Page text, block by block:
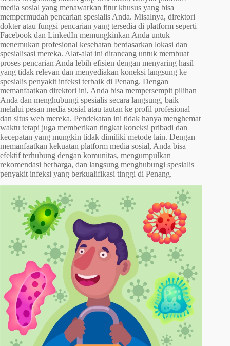
media sosial yang menawarkan fitur khusus yang bisa
mempermudah pencarian spesialis Anda. Misalnya, direktori
dokter atau fungsi pencarian yang tersedia di platform seperti
Facebook dan LinkedIn memungkinkan Anda untuk
menemukan profesional kesehatan berdasarkan lokasi dan
spesialisasi mereka. Alat-alat ini dirancang untuk membuat
proses pencarian Anda lebih efisien dengan menyaring hasil
yang tidak relevan dan menyediakan koneksi langsung ke
spesialis penyakit infeksi terbaik di Penang. Dengan
memanfaatkan direktori ini, Anda bisa mempersempit pilihan
Anda dan menghubungi spesialis secara langsung, baik
melalui pesan media sosial atau tautan ke profil profesional
dan situs web mereka. Pendekatan ini tidak hanya menghemat
waktu tetapi juga memberikan tingkat koneksi pribadi dan
kecepatan yang mungkin tidak dimiliki metode lain. Dengan
memanfaatkan kekuatan platform media sosial, Anda bisa
efektif terhubung dengan komunitas, mengumpulkan
rekomendasi berharga, dan langsung menghubungi spesialis
penyakit infeksi yang berkualifikasi tinggi di Penang.